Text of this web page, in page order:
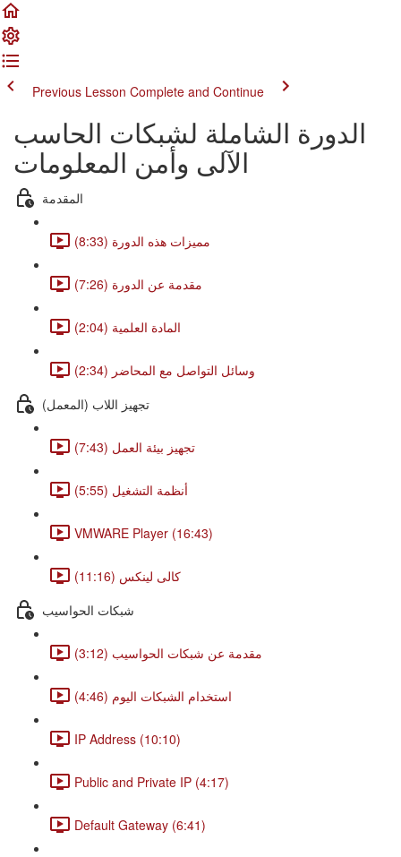
Previous Lesson Complete and Continue
الدورة الشاملة لشبكات الحاسب
الآلى وأمن المعلومات
المقدمة
مميزات هذه الدورة (8:33)
مقدمة عن الدورة (7:26)
المادة العلمية (2:04)
وسائل التواصل مع المحاضر (2:34)
(تجهيز اللاب (المعمل
تجهيز بيئة العمل (7:43)
أنظمة التشغيل (5:55)
VMWARE Player (16:43)
كالى لينكس (11:16)
شبكات الحواسيب
مقدمة عن شبكات الحواسيب (3:12)
استخدام الشبكات اليوم (4:46)
IP Address (10:10)
Public and Private IP (4:17)
Default Gateway (6:41)